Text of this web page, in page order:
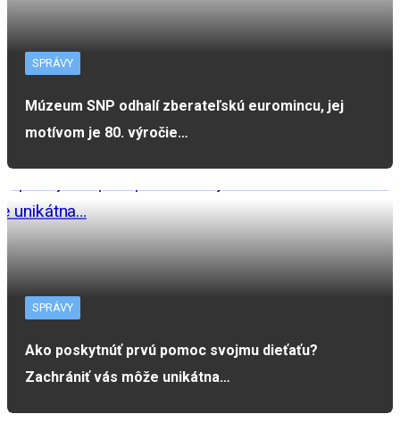
SPRÁVY
Múzeum SNP odhalí zberateľskú euromincu, jej
motívom je 80. výročie…
SPRÁVY
Ako poskytnúť prvú pomoc svojmu dieťaťu?
Zachrániť vás môže unikátna…